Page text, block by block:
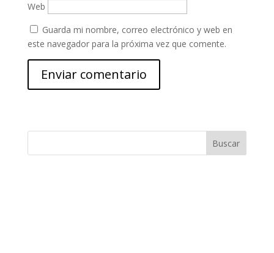
Web
Guarda mi nombre, correo electrónico y web en
este navegador para la próxima vez que comente.
Buscar